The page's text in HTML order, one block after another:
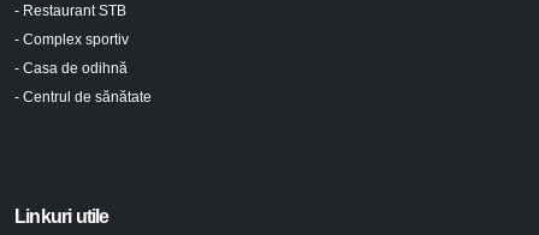
- Restaurant STB
- Complex sportiv
- Casa de odihnă
- Centrul de sănătate
Linkuri utile